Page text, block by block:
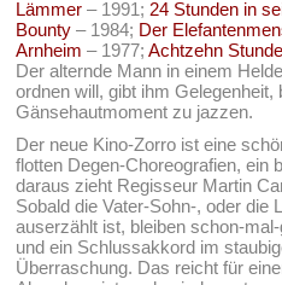
Lämmer – 1991; 24 Stunden in
Bounty – 1984; Der
Arnheim – 1977;Achtzehn
Der alternde Mann in einem
ordnen will, gibt ihm
Gänsehautmoment zu jazzen.
Der neue Kino-Zorro ist eine
flotten Degen-Choreografien, ein
daraus zieht Regisseur Martin
Sobald die Vater-Sohn-, oder die
auserzählt ist, bleiben schon-
und ein Schlussakkord im
Überraschung. Das reicht für